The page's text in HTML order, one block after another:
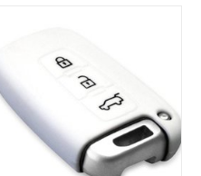
TOEVOEGEN AAN WINKELWAGEN